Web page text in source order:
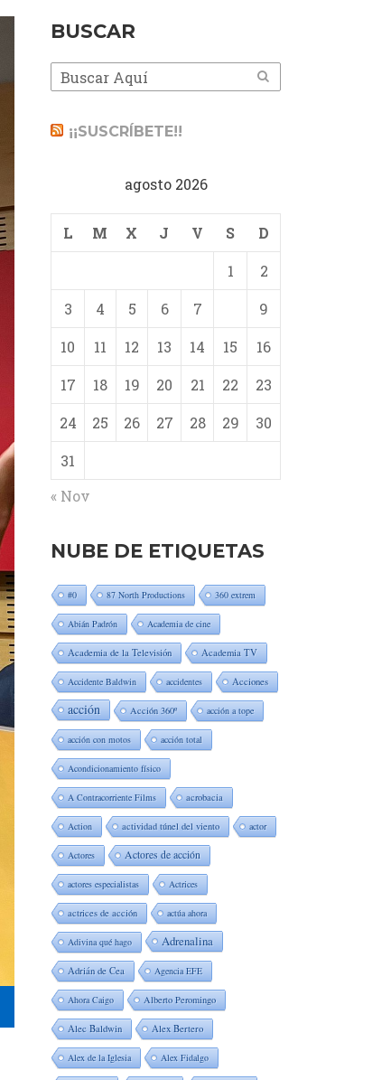
BUSCAR
¡¡SUSCRÍBETE!!
agosto 2026
L M X J V S
D
1
2
3
4 5 6 7
9
10
11 12 13 14 15
16
17
18 19 20 21 22
23
24
25 26 27 28 29
30
31
« Nov
NUBE DE ETIQUETAS
#0 87 North Productions 360 extrem
Abián Padrón Academia de cine
Academia de la Televisión Academia TV
Accidente Baldwin accidentes Acciones
acción Acción 360º acción a tope
acción con motos acción total
Acondicionamiento físico
A Contracorriente Films acrobacia
Action actividad túnel del viento actor
Actores Actores de acción
actores especialistas Actrices
actrices de acción actúa ahora
Adivina qué hago Adrenalina
Adrián de Cea Agencia EFE
Ahora Caigo Alberto Peromingo
Alec Baldwin Alex Bertero
Alex de la Iglesia Alex Fidalgo